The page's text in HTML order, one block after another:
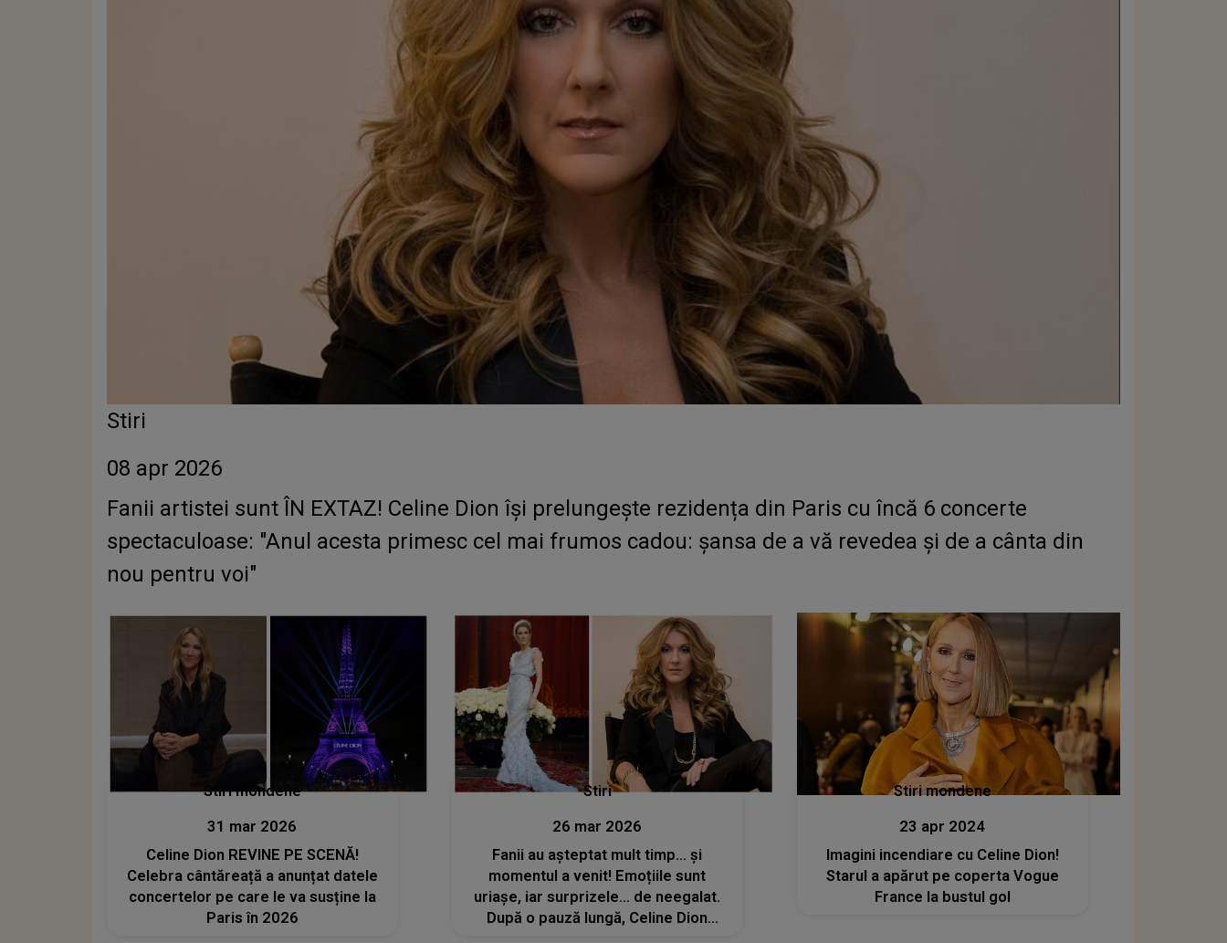
Stiri
08 apr 2026
Fanii artistei sunt ÎN EXTAZ! Celine Dion îşi prelungeşte rezidența din Paris cu încă 6 concerte
spectaculoase: "Anul acesta primesc cel mai frumos cadou: șansa de a vă revedea și de a cânta din
nou pentru voi"
Stiri mondene
31 mar 2026
Celine Dion REVINE PE SCENĂ!
Celebra cântăreață a anunțat datele
concertelor pe care le va susține la
Paris în 2026
Stiri
26 mar 2026
Fanii au așteptat mult timp... și
momentul a venit! Emoțiile sunt
uriașe, iar surprizele... de neegalat.
După o pauză lungă, Celine Dion
Stiri mondene
23 apr 2024
Imagini incendiare cu Celine Dion!
Starul a apărut pe coperta Vogue
France la bustul gol